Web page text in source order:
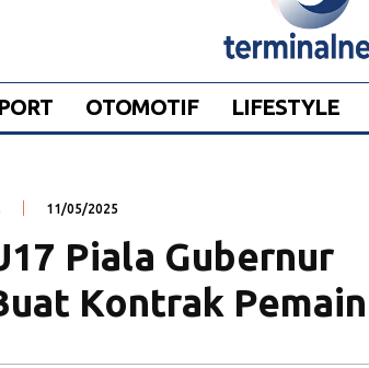
OTOMOTIF LIFESTYLE
11/05/2025
Piala Gubernur
Kontrak Pemain